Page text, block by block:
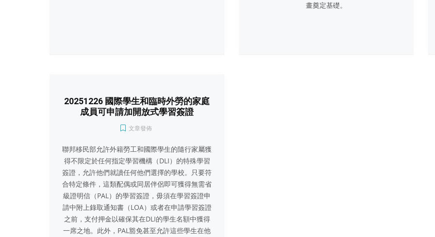
畫奠定基礎。
20251226 國際學生和臨時外勞的家庭
成員可申請加開放式學習簽證
文章發佈
聯邦移民部允許外籍勞工和國際學生的隨行家屬獲
得不限定於任何指定學習機構（DLI）的特殊學習
簽證，允許他們就讀任何他們選擇的學校。只要符
合特定條件，這類配偶或同居伴侶即可獲得無需省
級證明信（PAL）的學習簽證，毋須在學習簽證申
請中附上錄取通知書（LOA）或者在申請學習簽證
之前，支付押金以確保其在DLI的學生名額中獲得
一席之地。此外，PAL豁免甚至允許這些學生在他